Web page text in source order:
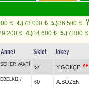
t 4.)73.000 t 5.)36.500 t
t 4.)14.600 t 5.)7.300 t
Sıklet Jokey
SEHER VAKTİ
57 Y.GÖKÇE AP
/
60 A.SÖZEN